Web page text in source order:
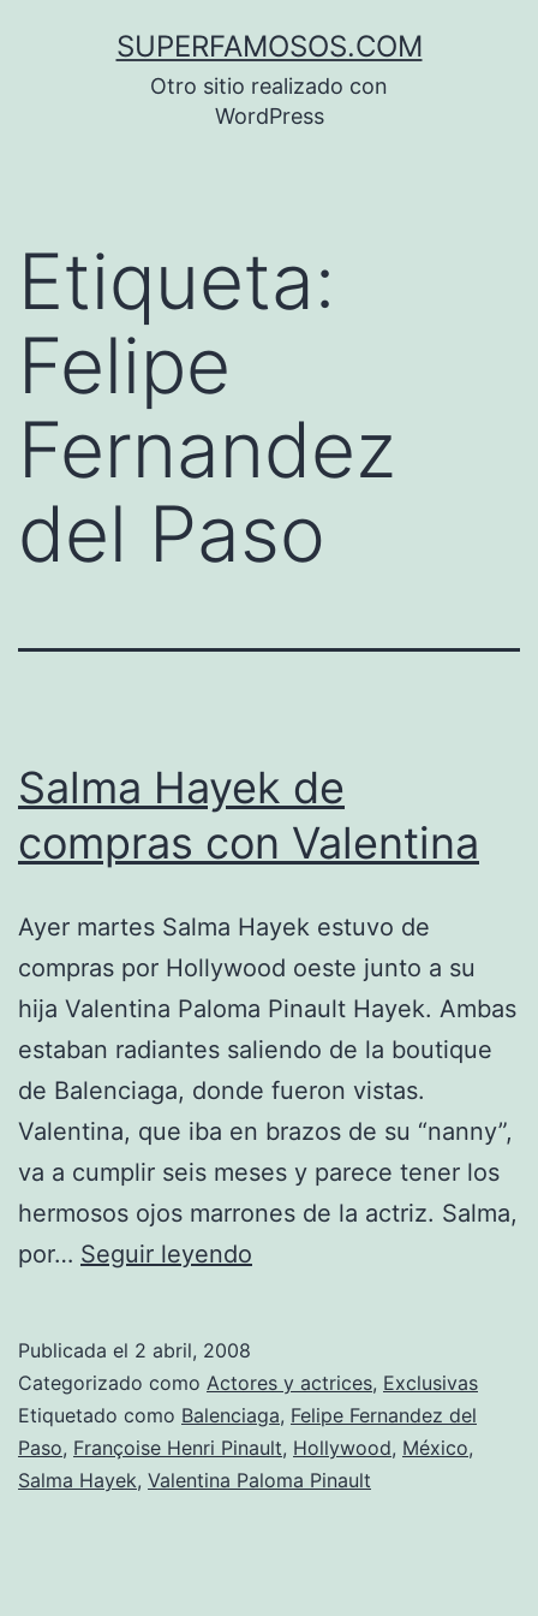
SUPERFAMOSOS.COM
Otro sitio realizado con
WordPress
Etiqueta:
Felipe
Fernandez
del Paso
Salma Hayek de
compras con Valentina
Ayer martes Salma Hayek estuvo de
compras por Hollywood oeste junto a su
hija Valentina Paloma Pinault Hayek. Ambas
estaban radiantes saliendo de la boutique
de Balenciaga, donde fueron vistas.
Valentina, que iba en brazos de su “nanny”,
va a cumplir seis meses y parece tener los
hermosos ojos marrones de la actriz. Salma,
por… Seguir leyendo
compras
con
Valentina
Publicada el 2 abril, 2008
Categorizado como Actores y actrices, Exclusivas
Etiquetado como Balenciaga, Felipe Fernandez del
Paso, Françoise Henri Pinault, Hollywood, México,
Salma Hayek, Valentina Paloma Pinault